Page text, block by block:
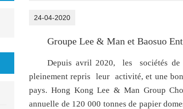
24-04-2020
Groupe Lee & Man et Baosuo
Depuis avril 2020, les sociétés
pleinement repris
leur activité, et une
pays. Hong Kong Lee & Man Group
annuelle de 120 000 tonnes de papier